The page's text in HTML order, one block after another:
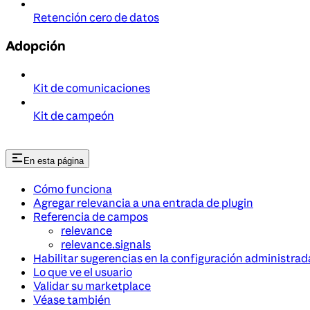
Retención cero de datos
Adopción
Kit de comunicaciones
Kit de campeón
En esta página
Cómo funciona
Agregar relevancia a una entrada de plugin
Referencia de campos
relevance
relevance.signals
Habilitar sugerencias en la configuración
Lo que ve el usuario
Validar su marketplace
Véase también